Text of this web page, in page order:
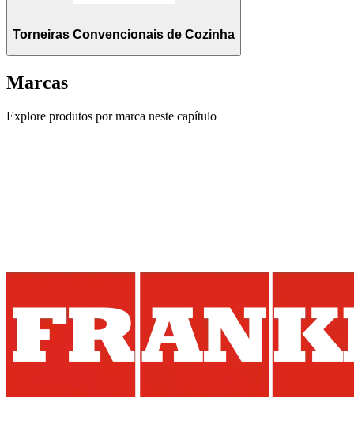
Torneiras Convencionais de Cozinha
Marcas
Explore produtos por marca neste capítulo